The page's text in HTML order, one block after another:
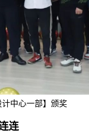
中心一部】颁奖
连